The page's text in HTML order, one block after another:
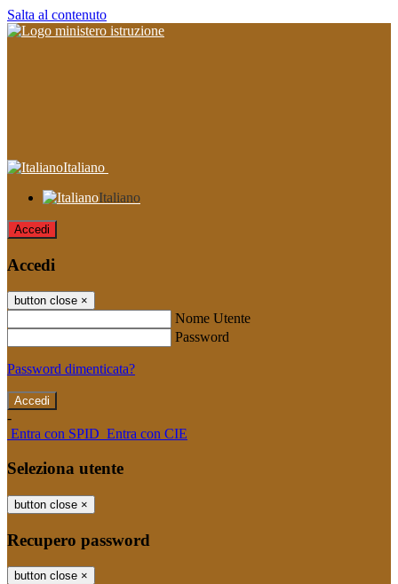
Salta al contenuto
Italiano
Italiano
Accedi
Accedi
button close ×
Nome Utente
Password
Password dimenticata?
-
Entra con SPID Entra con CIE
Seleziona utente
button close ×
Recupero password
button close ×